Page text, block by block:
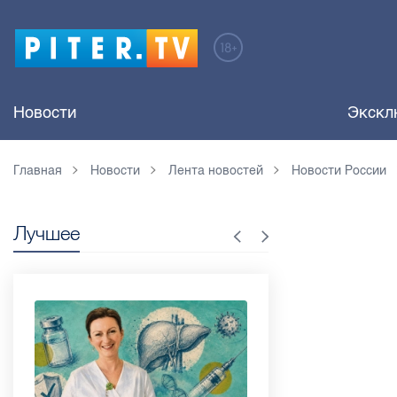
Новости
Главная Новости Лента новостей Новости России
Лучшее